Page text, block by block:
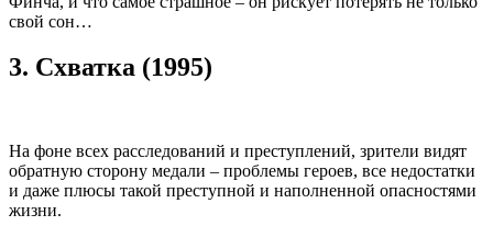
свой сон…
3. Схватка (1995)
На фоне всех расследований и преступлений, зрители видят
обратную сторону медали – проблемы героев, все недостатки
и даже плюсы такой преступной и наполненной опасностями
жизни.